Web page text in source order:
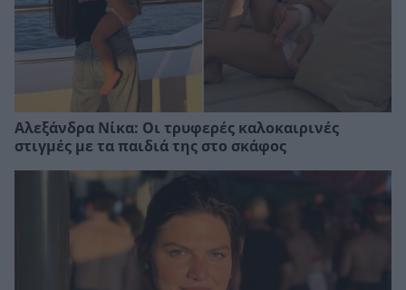
Αλεξάνδρα Νίκα: Οι τρυφερές καλοκαιρινές
στιγμές με τα παιδιά της στο σκάφος